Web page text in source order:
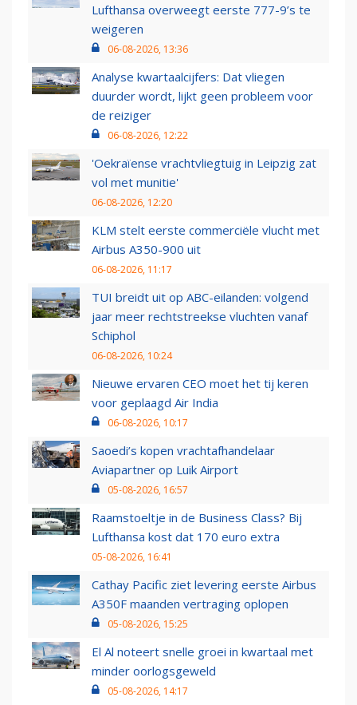
Lufthansa overweegt eerste 777-9’s te
weigeren
06-08-2026, 13:36
Analyse kwartaalcijfers: Dat vliegen
duurder wordt, lijkt geen probleem voor
de reiziger
06-08-2026, 12:22
'Oekraïense vrachtvliegtuig in Leipzig zat
vol met munitie'
06-08-2026, 12:20
KLM stelt eerste commerciële vlucht met
Airbus A350-900 uit
06-08-2026, 11:17
TUI breidt uit op ABC-eilanden: volgend
jaar meer rechtstreekse vluchten vanaf
Schiphol
06-08-2026, 10:24
Nieuwe ervaren CEO moet het tij keren
voor geplaagd Air India
06-08-2026, 10:17
Saoedi’s kopen vrachtafhandelaar
Aviapartner op Luik Airport
05-08-2026, 16:57
Raamstoeltje in de Business Class? Bij
Lufthansa kost dat 170 euro extra
05-08-2026, 16:41
Cathay Pacific ziet levering eerste Airbus
A350F maanden vertraging oplopen
05-08-2026, 15:25
El Al noteert snelle groei in kwartaal met
minder oorlogsgeweld
05-08-2026, 14:17